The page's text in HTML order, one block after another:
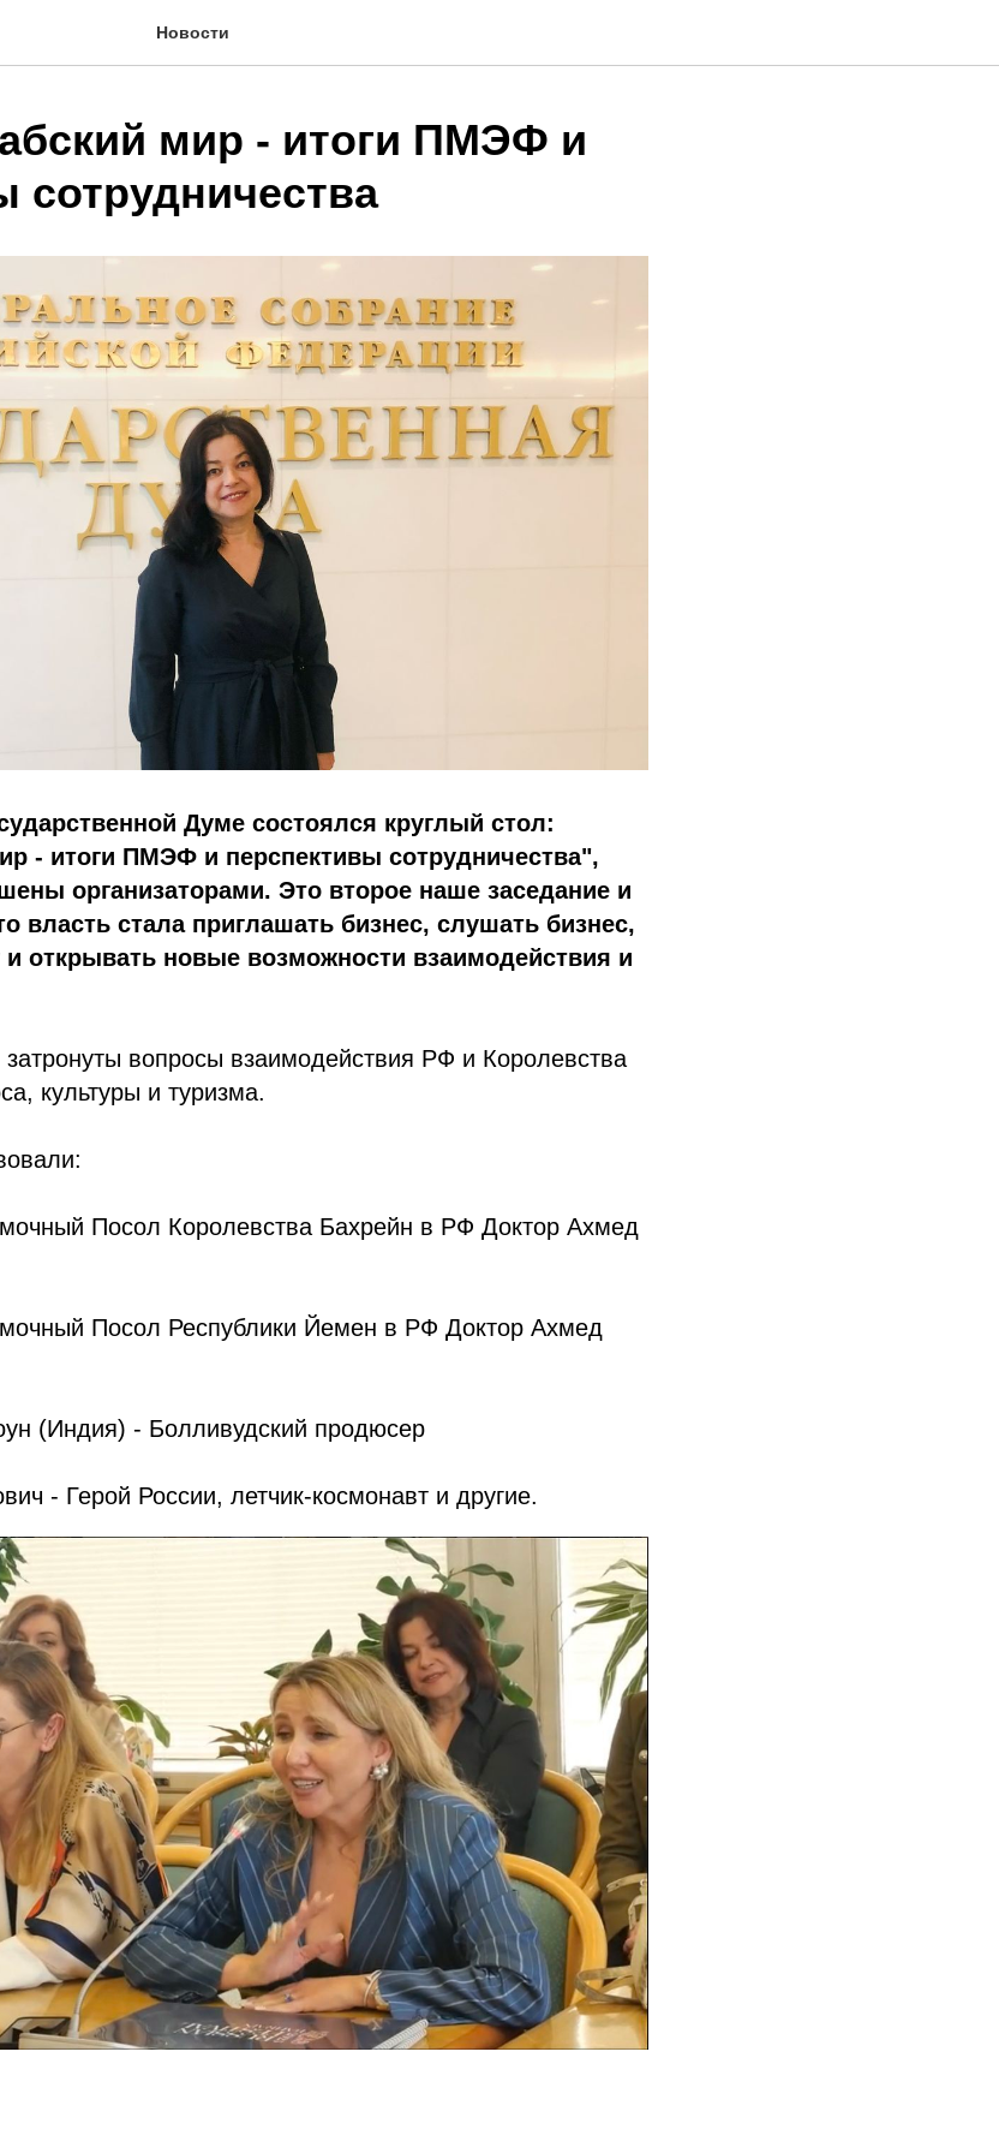
Новости
мир - итоги ПМЭФ и
сотрудничества
Думе состоялся круглый стол:
- итоги ПМЭФ и перспективы сотрудничества",
организаторами. Это второе наше заседание и
власть стала приглашать бизнес, слушать бизнес,
и открывать новые возможности взаимодействия и
вопросы взаимодействия РФ и Королевства
культуры и туризма.
Посол Королевства Бахрейн в РФ Доктор Ахмед
Посол Республики Йемен в РФ Доктор Ахмед
(Индия) - Болливудский продюсер
- Герой России, летчик-космонавт и другие.